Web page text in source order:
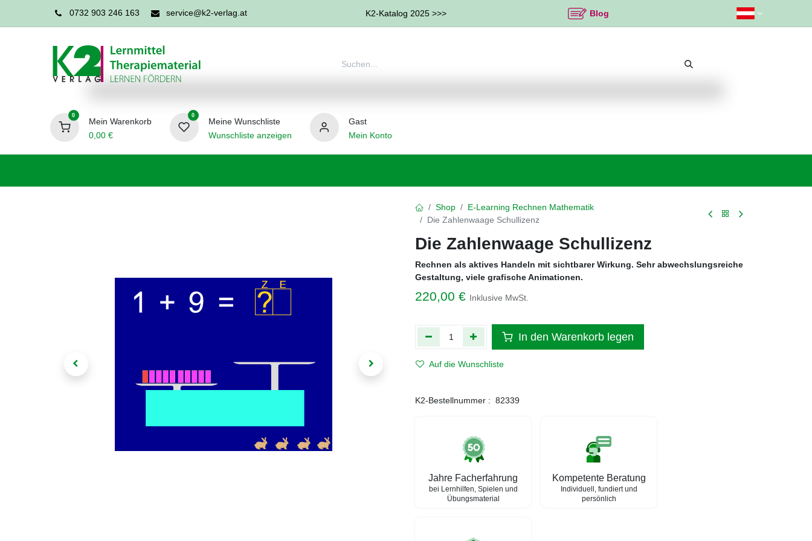
0732 903 246 163 service@k2-verlag.at K2-Katalog 2025 >>> Blog
0
Mein Warenkorb
0,00€
0
Meine Wunschliste
Wunschliste anzeigen
Gast
Mein Konto
Shop
E-Learning Rechnen Mathematik
Die Zahlenwaage Schullizenz
Die Zahlenwaage Schullizenz
Rechnen als aktives Handeln mit sichtbarer Wirkung. Sehr abwechslungsreiche
Gestaltung, viele grafische Animationen.
220,00 € Inklusive MwSt.
In den Warenkorb legen
Auf die Wunschliste
K2-Bestellnummer : 82339
Jahre Facherfahrung
bei Lernhilfen, Spielen und
Übungsmaterial
Kompetente Beratung
Individuell, fundiert und
persönlich